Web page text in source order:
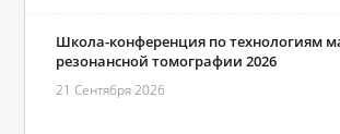
Школа-конференция по технологиям
резонансной томографии 2026
21 Сентября 2026